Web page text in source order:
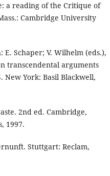
a reading of the Critique of
Cambridge University
E. Schaper; V. Wilhelm (eds.),
transcendental arguments
New York: Basil Blackwell,
2nd ed. Cambridge,
1997.
Stuttgart: Reclam,